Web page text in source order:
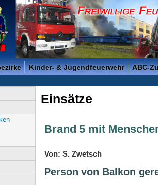
der Kreisstadt Saarlouis -
Kinder- & Jugendfeuerwehr ABC-
Einsätze
Brand 5 mit
Von: S. Zwetsch
Person von Balkon